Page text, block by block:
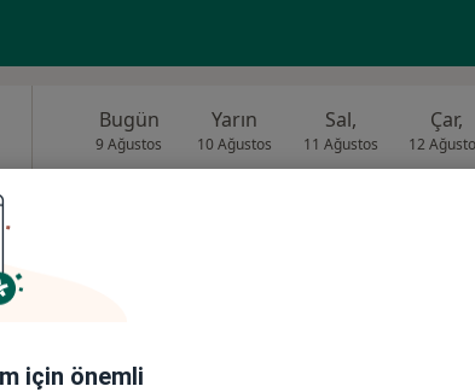
Bugün
9 Ağustos
Yarın
10 Ağustos
Sal,
11 Ağustos
Çar,
12
için önemli